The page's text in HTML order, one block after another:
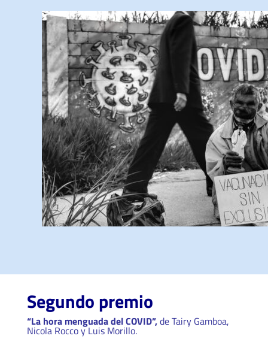
Segundo premio
“La hora menguada del COVID”,de Tairy Gamboa,
Nicola Rocco y Luis Morillo.